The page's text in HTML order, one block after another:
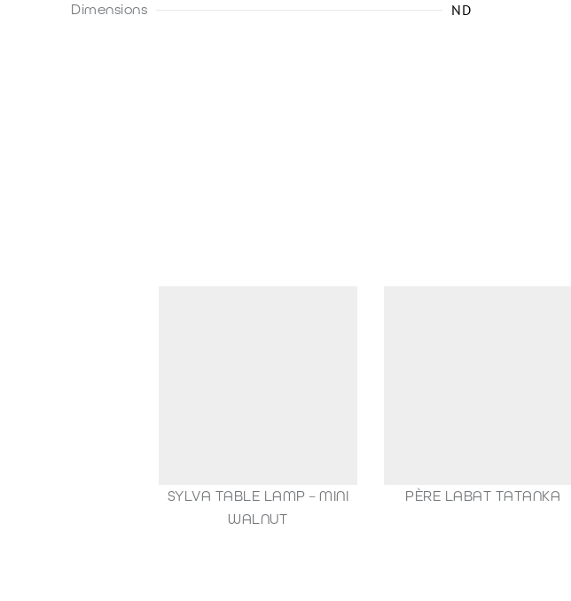
Dimensions ND
SYLVA TABLE LAMP – MINI
WALNUT
PÈRE LABAT TATANKA